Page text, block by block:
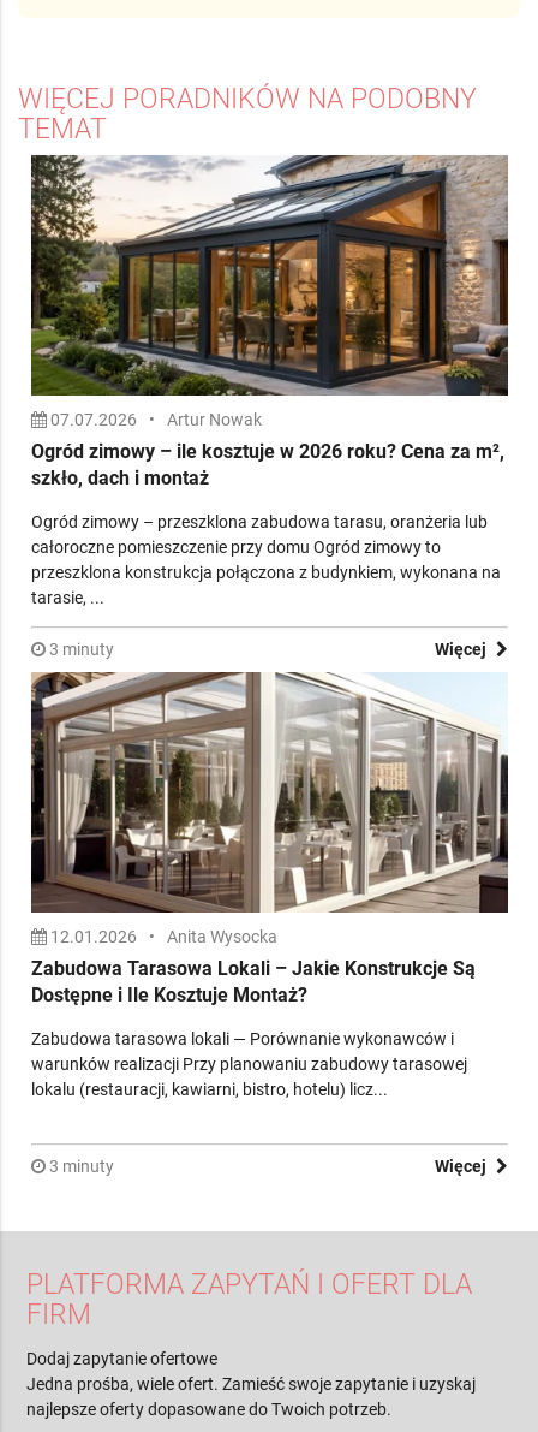
WIĘCEJ PORADNIKÓW NA PODOBNY
TEMAT
07.07.2026 • Artur Nowak
Ogród zimowy – ile kosztuje w 2026 roku? Cena za m²,
szkło, dach i montaż
Ogród zimowy – przeszklona zabudowa tarasu, oranżeria lub
całoroczne pomieszczenie przy domu Ogród zimowy to
przeszklona konstrukcja połączona z budynkiem, wykonana na
tarasie, ...
3 minuty Więcej
12.01.2026 • Anita Wysocka
Zabudowa Tarasowa Lokali – Jakie Konstrukcje Są
Dostępne i Ile Kosztuje Montaż?
Zabudowa tarasowa lokali — Porównanie wykonawców i
warunków realizacji Przy planowaniu zabudowy tarasowej
lokalu (restauracji, kawiarni, bistro, hotelu) licz...
3 minuty Więcej
PLATFORMA ZAPYTAŃ I OFERT DLA
FIRM
Dodaj zapytanie ofertowe
Jedna prośba, wiele ofert. Zamieść swoje zapytanie i uzyskaj
najlepsze oferty dopasowane do Twoich potrzeb.